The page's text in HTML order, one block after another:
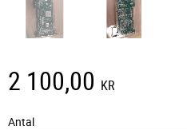
2 100,00 KR
Antal